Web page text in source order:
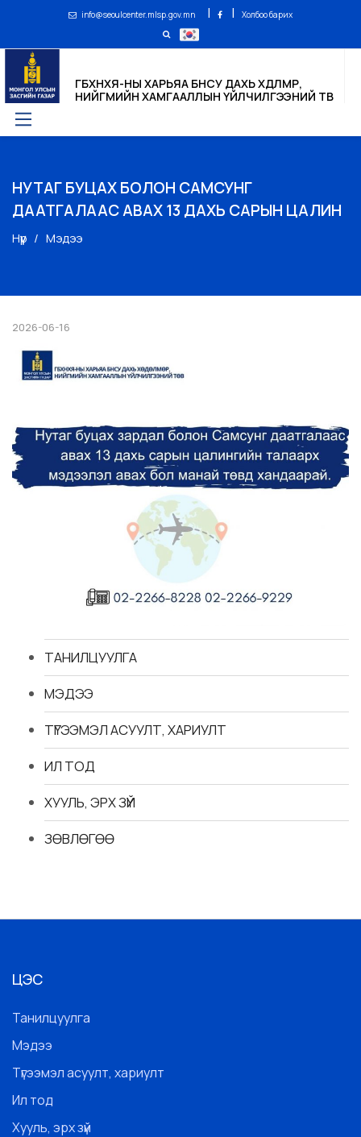
info@seoulcenter.mlsp.gov.mn | | Холбоо барих
ГБХНХЯ-НЫ ХАРЬЯА БНСУ ДАХЬ ХӨДӨЛМӨР,
НИЙГМИЙН ХАМГААЛЛЫН ҮЙЛЧИЛГЭЭНИЙ ТӨВ
НУТАГ БУЦАХ БОЛОН САМСУНГ
ДААТГАЛААС АВАХ 13 ДАХЬ САРЫН ЦАЛИН
Нүүр Мэдээ
2026-06-16
ТАНИЛЦУУЛГА
МЭДЭЭ
ТҮГЭЭМЭЛ АСУУЛТ, ХАРИУЛТ
ИЛ ТОД
ХУУЛЬ, ЭРХ ЗҮЙ
ЗӨВЛӨГӨӨ
ЦЭС
Танилцуулга
Мэдээ
Түгээмэл асуулт, хариулт
Ил тод
Хууль, эрх зүй